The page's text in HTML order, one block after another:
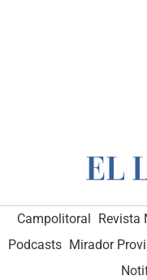
Campolitoral Revista
Podcasts Mirador